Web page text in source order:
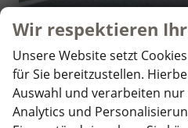
Skoda Octavia Combi
unverbindliche Lieferzeit: 4 Monate
Wir respektieren
Unsere Website setzt
für Sie bereitzustellen.
Auswahl und verarbeiten
Analytics und